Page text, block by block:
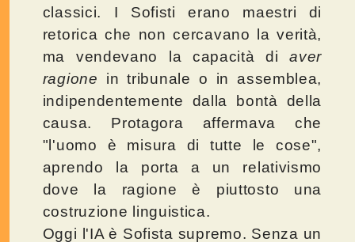
classici. I Sofisti erano maestri di
retorica che non cercavano la verità,
ma vendevano la capacità diaver
ragione in tribunale o in assemblea,
indipendentemente dalla bontà della
causa. Protagora affermava che
"l'uomo è misura di tutte le cose",
aprendo la porta a un relativismo
dove la ragione è piuttosto una
costruzione linguistica.
Oggi l'IA è Sofista supremo. Senza un